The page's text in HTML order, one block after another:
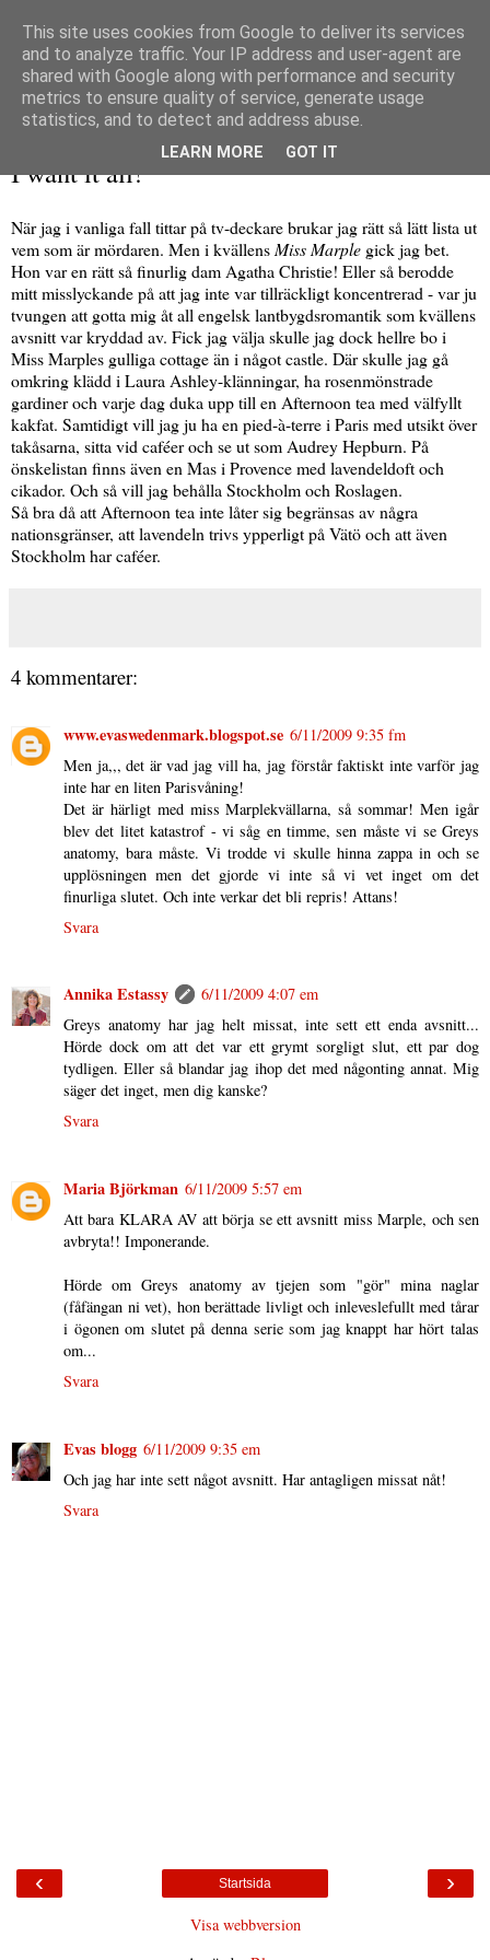
I want it all!
När jag i vanliga fall tittar på tv-deckare brukar jag rätt så lätt lista ut
vem som är mördaren. Men i kvällens Miss Marple gick jag bet.
Hon var en rätt så finurlig dam Agatha Christie! Eller så berodde
mitt misslyckande på att jag inte var tillräckligt koncentrerad - var ju
tvungen att gotta mig åt all engelsk lantbygdsromantik som kvällens
avsnitt var kryddad av. Fick jag välja skulle jag dock hellre bo i
Miss Marples gulliga cottage än i något castle. Där skulle jag gå
omkring klädd i Laura Ashley-klänningar, ha rosenmönstrade
gardiner och varje dag duka upp till en Afternoon tea med välfyllt
kakfat. Samtidigt vill jag ju ha en pied-à-terre i Paris med utsikt över
takåsarna, sitta vid caféer och se ut som Audrey Hepburn. På
önskelistan finns även en Mas i Provence med lavendeldoft och
cikador. Och så vill jag behålla Stockholm och Roslagen.
Så bra då att Afternoon tea inte låter sig begränsas av några
nationsgränser, att lavendeln trivs ypperligt på Vätö och att även
Stockholm har caféer.
4 kommentarer:
www.evaswedenmark.blogspot.se 6/11/2009 9:35 fm
Men ja,,, det är vad jag vill ha, jag förstår faktiskt inte varför jag
inte har en liten Parisvåning!
Det är härligt med miss Marplekvällarna, så sommar! Men igår
blev det litet katastrof - vi såg en timme, sen måste vi se Greys
anatomy, bara måste. Vi trodde vi skulle hinna zappa in och se
upplösningen men det gjorde vi inte så vi vet inget om det
finurliga slutet. Och inte verkar det bli repris! Attans!
Svara
Annika Estassy
6/11/2009 4:07 em
Greys anatomy har jag helt missat, inte sett ett enda avsnitt...
Hörde dock om att det var ett grymt sorgligt slut, ett par dog
tydligen. Eller så blandar jag ihop det med någonting annat. Mig
säger det inget, men dig kanske?
Svara
Maria Björkman 6/11/2009 5:57 em
Att bara KLARA AV att börja se ett avsnitt miss Marple, och sen
avbryta!! Imponerande.
Hörde om Greys anatomy av tjejen som "gör" mina naglar
(fåfängan ni vet), hon berättade livligt och inleveslefullt med tårar
i ögonen om slutet på denna serie som jag knappt har hört talas
om...
Svara
Evas blogg 6/11/2009 9:35 em
Och jag har inte sett något avsnitt. Har antagligen missat nåt!
Svara
‹ ›
Startsida
Visa webbversion
This site uses cookies from Google to deliver its services
and to analyze traffic. Your IP address and user-agent are
shared with Google along with performance and security
metrics to ensure quality of service, generate usage
statistics, and to detect and address abuse.
LEARN MORE GOT IT